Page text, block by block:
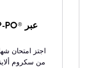
اجتز امتحان
من سكروم